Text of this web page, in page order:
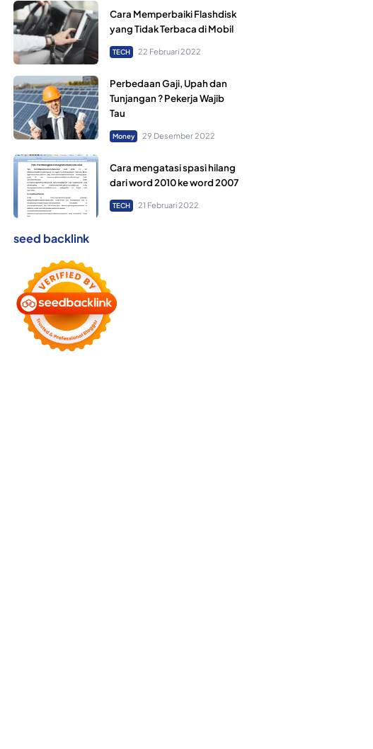
Cara Memperbaiki Flashdisk
yang Tidak Terbaca di Mobil
TECH 22 Februari 2022
Perbedaan Gaji, Upah dan
Tunjangan ? Pekerja Wajib
Tau
Money 29 Desember 2022
Cara mengatasi spasi hilang
dari word 2010 ke word 2007
TECH 21 Februari 2022
seed backlink